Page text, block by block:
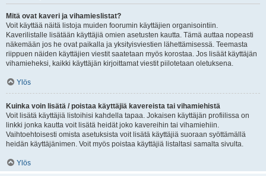
Mitä ovat kaveri ja vihamieslistat?
Voit käyttää näitä listoja muiden foorumin käyttäjien organisointiin.
Kaverilistalle lisätään käyttäjiä omien asetusten kautta. Tämä auttaa nopeasti
näkemään jos he ovat paikalla ja yksityisviestien lähettämisessä. Teemasta
riippuen näiden käyttäjien viestit saatetaan myös korostaa. Jos lisäät käyttäjän
vihamieheksi, kaikki käyttäjän kirjoittamat viestit piilotetaan oletuksena.
Ylös
Kuinka voin lisätä / poistaa käyttäjiä kavereista tai vihamiehistä
Voit lisätä käyttäjiä listoihisi kahdella tapaa. Jokaisen käyttäjän profiilissa on
linkki jonka kautta voit lisätä heidät joko kavereihin tai vihamiehiin.
Vaihtoehtoisesti omista asetuksista voit lisätä käyttäjiä suoraan syöttämällä
heidän käyttäjänimen. Voit myös poistaa käyttäjiä listaltasi samalta sivulta.
Ylös